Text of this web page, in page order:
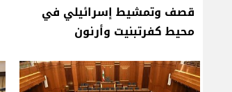
قصف وتمشيط إسرائيلي في
محيط كفرتبنيت وأرنون